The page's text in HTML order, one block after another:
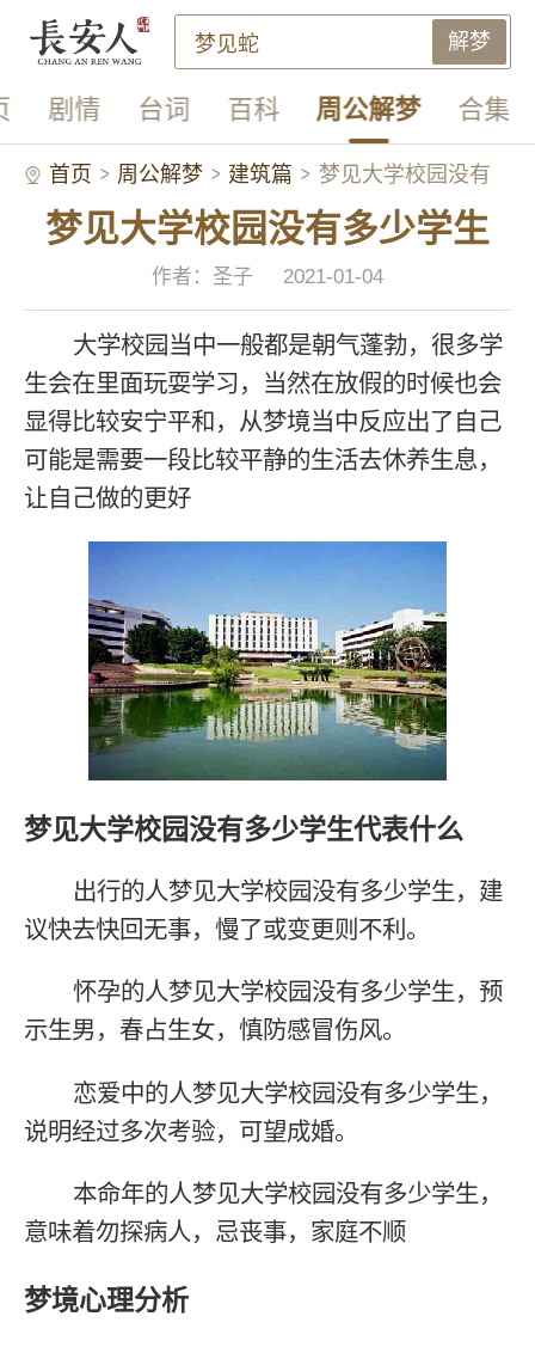
解梦
剧情 台词 百科 周公解梦 合集
首页 周公解梦 建筑篇 梦见大学校园没有
多少学生
梦见大学校园没有多少学生
作者：圣子 2021-01-04
大学校园当中一般都是朝气蓬勃，很多学
生会在里面玩耍学习，当然在放假的时候也会
显得比较安宁平和，从梦境当中反应出了自己
可能是需要一段比较平静的生活去休养生息，
让自己做的更好
梦见大学校园没有多少学生代表什么
出行的人梦见大学校园没有多少学生，建
议快去快回无事，慢了或变更则不利。
怀孕的人梦见大学校园没有多少学生，预
示生男，春占生女，慎防感冒伤风。
恋爱中的人梦见大学校园没有多少学生，
说明经过多次考验，可望成婚。
本命年的人梦见大学校园没有多少学生，
意味着勿探病人，忌丧事，家庭不顺
梦境心理分析